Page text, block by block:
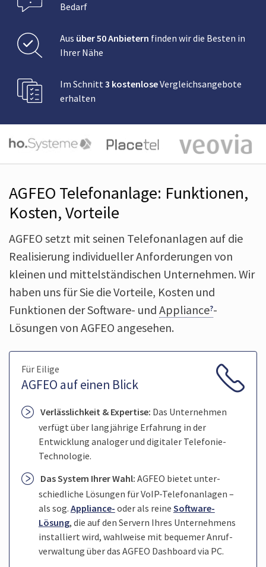
Bedarf
Aus über 50 Anbietern finden wir die Besten in
Ihrer Nähe
Im Schnitt 3 kostenloseVergleichsangebote
erhalten
AGFEO Telefonanlage: Funktionen,
Kosten, Vorteile
AGFEO setzt mit seinen Telefon­anlagen auf die
Realisierung individueller Anforderungen von
kleinen und mittel­ständischen Unter­nehmen. Wir
haben uns für Sie die Vorteile, Kosten und
Funktionen der Software- und Appliance -
Lösungen von AGFEO angesehen.
Für Eilige
AGFEO auf einen Blick
Verlässlichkeit & Expertise: Das Unter­nehmen
verfügt über lang­jährige Erfahrung in der
Entwicklung analoger und digitaler Telefonie-
Technologie.
Das System Ihrer Wahl: AGFEO bietet unter­
schiedliche Lösungen für VoIP-Telefonanlagen –
als sog. Appliance- oder als reine Software-
Lösung, die auf den Servern Ihres Unter­nehmens
installiert wird, wahlweise mit bequemer Anruf­
verwaltung über das AGFEO Dashboard via PC.